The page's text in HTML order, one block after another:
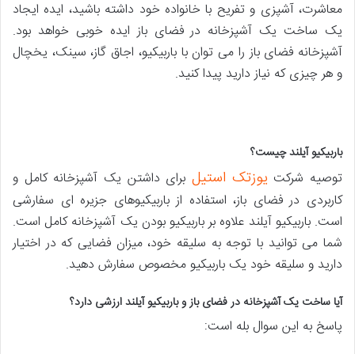
معاشرت، آشپزی و تفریح ​​با خانواده خود داشته باشید، ایده ایجاد
یک ساخت یک آشپزخانه در فضای باز ایده خوبی خواهد بود.
آشپزخانه فضای باز را می توان با باربیکیو، اجاق گاز، سینک، یخچال
و هر چیزی که نیاز دارید پیدا کنید.
باربیکیو آیلند چیست؟
توصیه شرکت یوزتک استیل برای داشتن یک آشپزخانه کامل و
کاربردی در فضای باز، استفاده از باربیکیوهای جزیره ای سفارشی
است. باربیکیو آیلند علاوه بر باربیکیو بودن یک آشپزخانه کامل است.
شما می توانید با توجه به سلیقه خود، میزان فضایی که در اختیار
دارید و سلیقه خود یک باربیکیو مخصوص سفارش دهید.
آیا ساخت یک آشپزخانه در فضای باز و باربیکیو آیلند ارزشی دارد؟
پاسخ به این سوال بله است: